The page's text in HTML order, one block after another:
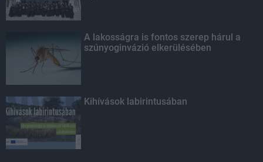
A lakosságra is fontos szerep hárul a
szúnyoginvázió elkerülésében
Kihívások labirintusában